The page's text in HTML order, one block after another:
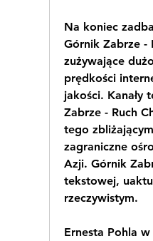
Na koniec
Górnik Zabrze -
zużywające
prędkości
jakości. Kanały
Zabrze - Ruch
tego
zagraniczne
Azji. Górnik
tekstowej,
rzeczywistym.
Ernesta Pohla